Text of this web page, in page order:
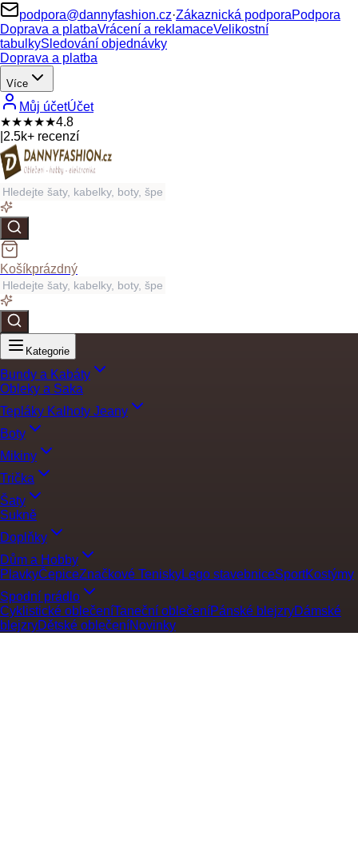
podpora@dannyfashion.cz·Zákaznická podporaPodpora
Doprava a platbaVrácení a reklamaceVelikostní
tabulkySledování objednávky
Doprava a platba
Více
Můj účetÚčet
★★★★★4.8
2.5k+ recenzí
Košíkprázdný
Kategorie
Bundy a Kabáty
Obleky a Saka
Tepláky Kalhoty Jeany
Boty
Mikiny
Trička
Šaty
Sukně
Doplňky
Dům a Hobby
PlavkyČepiceZnačkové TeniskyLego stavebniceSportKostýmy
Spodní prádlo
Cyklistické oblečeníTaneční oblečeníPánské blejzryDámské
blejzryDětské oblečeníNovinky